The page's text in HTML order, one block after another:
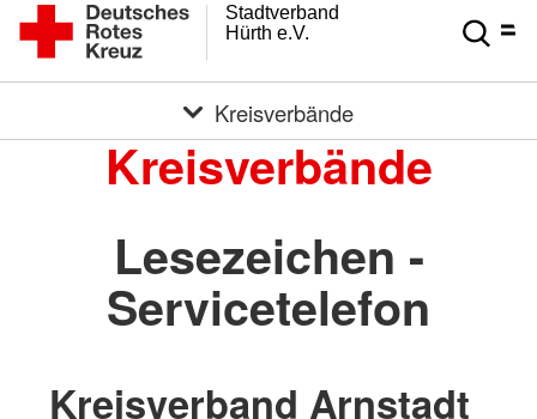
Hürth e.V.
Stadtverband
Kreisverbände
Kreisverbände
Lesezeichen -
Servicetelefon
Kreisverband Arnstadt